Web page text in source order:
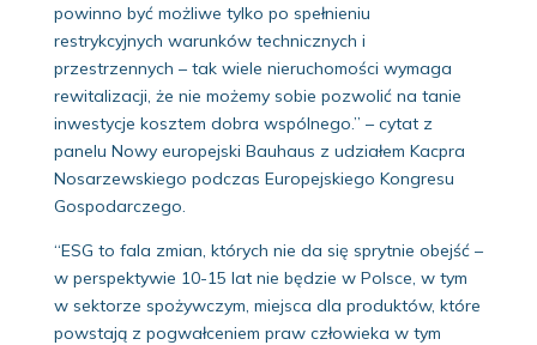
powinno być możliwe tylko po spełnieniu
restrykcyjnych warunków technicznych i
przestrzennych – tak wiele nieruchomości wymaga
rewitalizacji, że nie możemy sobie pozwolić na tanie
inwestycje kosztem dobra wspólnego.” – cytat z
panelu Nowy europejski Bauhaus z udziałem Kacpra
Nosarzewskiego podczas Europejskiego Kongresu
Gospodarczego.
“ESG to fala zmian, których nie da się sprytnie obejść –
w perspektywie 10-15 lat nie będzie w Polsce, w tym
w sektorze spożywczym, miejsca dla produktów, które
powstają z pogwałceniem praw człowieka w tym